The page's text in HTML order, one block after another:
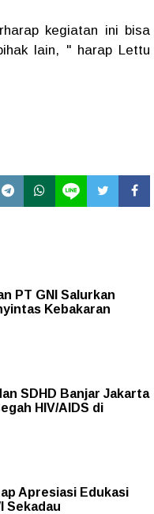
kegiatan ini bisa
lain, " harap Lettu
PT GNI Salurkan
Kebakaran
SDHD Banjar Jakarta
HIV/AIDS di
Apresiasi Edukasi
Sekadau